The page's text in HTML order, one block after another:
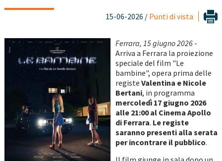
15-06-2026 / Punti di vista
Ferrara, 15 giugno 2026-
Arriva a Ferrara la proiezione
speciale del film "Le
bambine", opera prima delle
registe Valentina e Nicole
Bertani, in programma
mercoledì 17 giugno 2026
alle 21:00 al Cinema Apollo
di Ferrara. Le registe
saranno presenti alla serata
per incontrare il pubblico.